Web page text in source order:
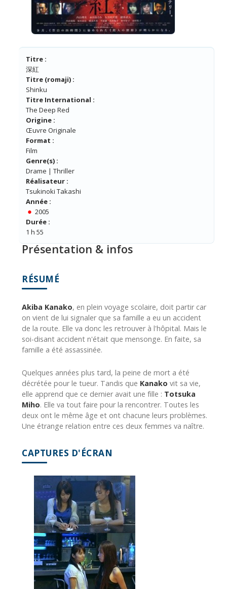
Titre :
深紅
Titre (romaji) :
Shinku
Titre International :
The Deep Red
Origine :
Œuvre Originale
Format :
Film
Genre(s) :
Drame | Thriller
Réalisateur :
Tsukinoki Takashi
Année :
2005
Durée :
1 h 55
Présentation & infos
RÉSUMÉ
Akiba Kanako, en plein voyage scolaire, doit partir car
on vient de lui signaler que sa famille a eu un accident
de la route. Elle va donc les retrouver à l'hôpital. Mais le
soi-disant accident n'était que mensonge. En faite, sa
famille a été assassinée.
Quelques années plus tard, la peine de mort a été
décrétée pour le tueur. Tandis que Kanako vit sa vie,
elle apprend que ce dernier avait une fille : Totsuka
Miho. Elle va tout faire pour la rencontrer. Toutes les
deux ont le même âge et ont chacune leurs problèmes.
Une étrange relation entre ces deux femmes va naître.
CAPTURES D'ÉCRAN